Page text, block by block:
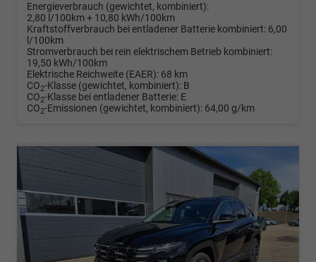
Energieverbrauch (gewichtet, kombiniert):
2,80 l/100km + 10,80 kWh/100km
Kraftstoffverbrauch bei entladener Batterie kombiniert: 6,00
l/100km
Stromverbrauch bei rein elektrischem Betrieb kombiniert:
19,50 kWh/100km
Elektrische Reichweite (EAER): 68 km
CO2-Klasse (gewichtet, kombiniert): B
CO2-Klasse bei entladener Batterie: E
CO2-Emissionen (gewichtet, kombiniert): 64,00 g/km